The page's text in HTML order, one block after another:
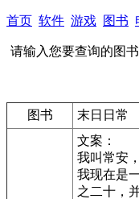
首页 软件 游戏 图书
请输入您要查询的图书
图书 末日日常
文案：
我叫常安
我现在是
之二十，